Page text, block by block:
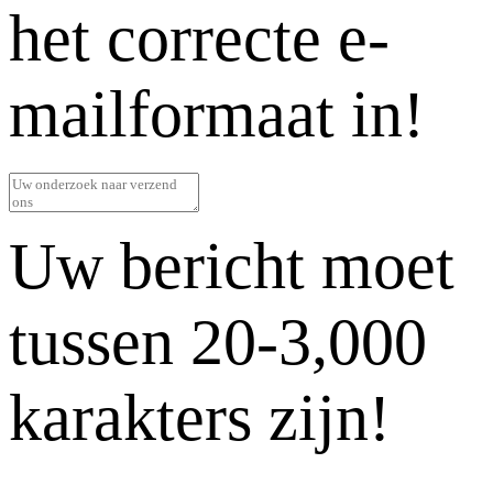
het correcte e-
mailformaat in!
Uw bericht moet
tussen 20-3,000
karakters zijn!